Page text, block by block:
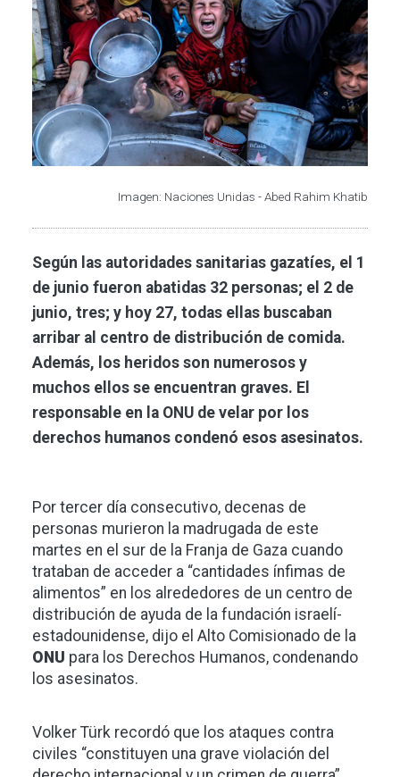
Imagen: Naciones Unidas - Abed Rahim Khatib
Según las autoridades sanitarias gazatíes, el 1
de junio fueron abatidas 32 personas; el 2 de
junio, tres; y hoy 27, todas ellas buscaban
arribar al centro de distribución de comida.
Además, los heridos son numerosos y
muchos ellos se encuentran graves. El
responsable en la ONU de velar por los
derechos humanos condenó esos asesinatos.
Por tercer día consecutivo, decenas de
personas murieron la madrugada de este
martes en el sur de la Franja de Gaza cuando
trataban de acceder a “cantidades ínfimas de
alimentos” en los alrededores de un centro de
distribución de ayuda de la fundación israelí-
estadounidense, dijo el Alto Comisionado de la
ONU para los Derechos Humanos, condenando
los asesinatos.
Volker Türk recordó que los ataques contra
civiles “constituyen una grave violación del